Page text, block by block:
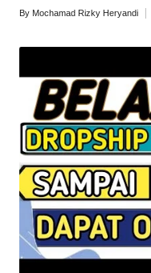
Posted
By Mochamad Rizky Heryandi